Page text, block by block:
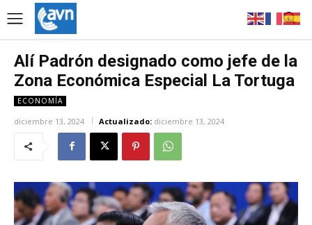
Alí Padrón designado como jefe de la
Zona Económica Especial La Tortuga
ECONOMÍA
diciembre 13, 2024 Actualizado: diciembre 13, 2024